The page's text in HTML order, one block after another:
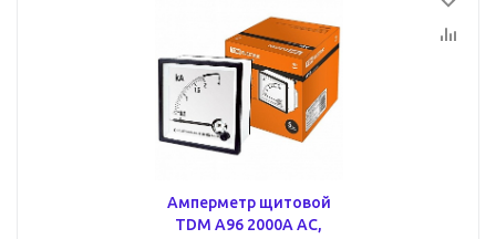
Амперметр щитовой
TDM A96 2000А AC,